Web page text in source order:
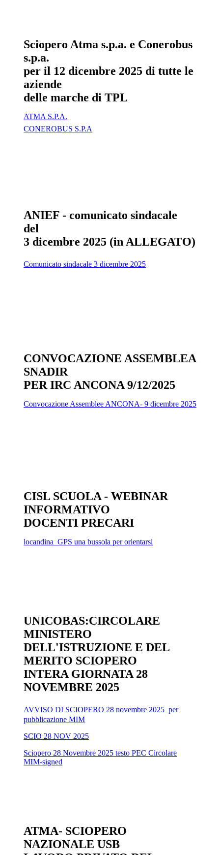
Sciopero Atma s.p.a. e Conerobus
s.p.a.
per il 12 dicembre 2025 di tutte le
aziende
delle marche di TPL
ATMA S.P.A.
CONEROBUS S.P.A
ANIEF - comunicato sindacale
del
3 dicembre 2025 (in ALLEGATO)
Comunicato sindacale 3 dicembre 2025
CONVOCAZIONE ASSEMBLEA
SNADIR
PER IRC ANCONA 9/12/2025
Convocazione Assemblee ANCONA- 9 dicembre 2025
CISL SCUOLA - WEBINAR
INFORMATIVO
DOCENTI PRECARI
locandina_GPS una bussola per orientarsi
UNICOBAS:CIRCOLARE
MINISTERO
DELL'ISTRUZIONE E DEL
MERITO SCIOPERO
INTERA GIORNATA 28
NOVEMBRE 2025
AVVISO DI SCIOPERO 28 novembre 2025_per
pubblicazione MIM
SCIO 28 NOV 2025
Sciopero 28 Novembre 2025 testo PEC Circolare
MIM-signed
ATMA- SCIOPERO
NAZIONALE USB